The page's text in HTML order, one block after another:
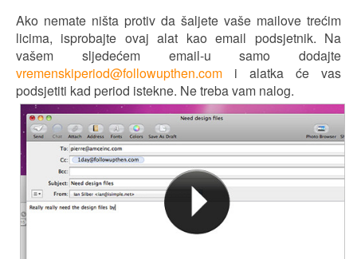
Ako nemate ništa protiv da šaljete vaše mailove trećim
licima, isprobajte ovaj alat kao email podsjetnik. Na
vašem sljedećem email-u samo dodajte
vremenskiperiod@followupthen.com i alatka će vas
podsjetiti kad period istekne. Ne treba vam nalog.